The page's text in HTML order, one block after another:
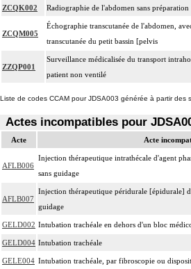
ZCQK002 Radiographie de l'abdomen sans préparation
ZCQM005
Échographie transcutanée de l'abdomen,
transcutanée du petit bassin [pelvis
ZZQP001
Surveillance médicalisée du transport
patient non ventilé
Liste de codes CCAM pour JDSA003 générée à partir des
Actes incompatibles pour
Acte Acte
AFLB006
Injection thérapeutique intrathécale d'agent
sans guidage
AFLB007
Injection thérapeutique péridurale [épidurale]
guidage
GELD002 Intubation trachéale en dehors d'un bloc
GELD004 Intubation trachéale
GELE004 Intubation trachéale, par fibroscopie ou